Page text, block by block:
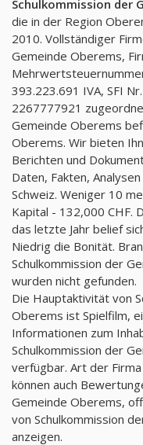
Schulkommission der
die in der Region
2010. Vollständiger
Gemeinde Oberems,
393.223.691 IVA, SFI
2267777921
Gemeinde Oberems
Oberems. Wir bieten
Berichten und
Daten, Fakten,
Schweiz. Weniger 10
Kapital - 132,000 CHF.
das letzte Jahr belief
Niedrig die Bonität.
Schulkommission der
wurden nicht gefunden.
Die Hauptaktivität von
Oberems ist Spielfilm,
Informationen zum
Schulkommission der
verfügbar. Art der Firma
können auch
Gemeinde Oberems,
von Schulkommission
anzeigen.